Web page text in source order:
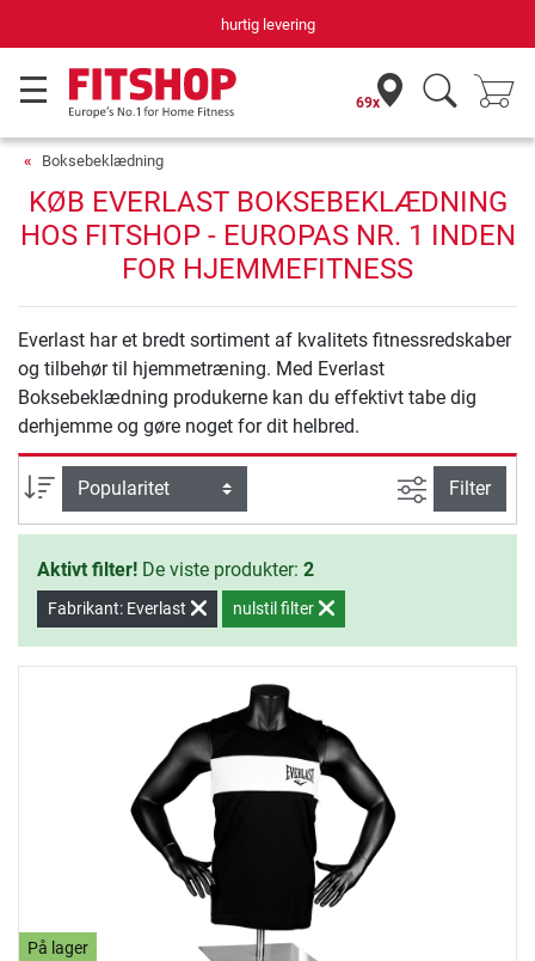
hurtig levering
69x
Boksebeklædning
KØB EVERLAST BOKSEBEKLÆDNING
HOS FITSHOP - EUROPAS NR. 1 INDEN
FOR HJEMMEFITNESS
Everlast har et bredt sortiment af kvalitets fitnessredskaber
og tilbehør til hjemmetræning. Med Everlast
Boksebeklædning produkerne kan du effektivt tabe dig
derhjemme og gøre noget for dit helbred.
sortering Avanceret
Filter
Aktivt filter! De viste produkter: 2
Fabrikant: Everlast nulstil filter
På lager